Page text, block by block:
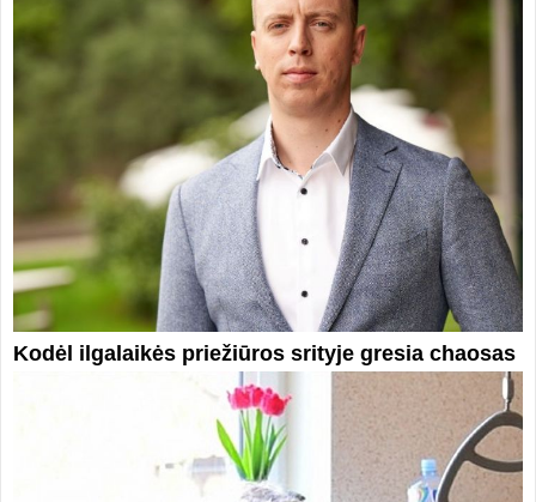
Kodėl ilgalaikės priežiūros srityje gresia chaosas